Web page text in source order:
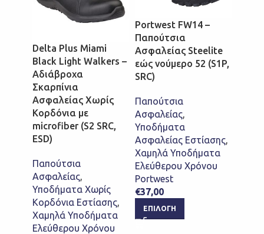
Delta Plus Miami
Black Light Walkers –
Αδιάβροχα
Σκαρπίνια
Ασφαλείας Χωρίς
Κορδόνια με
microfiber (S2 SRC,
ESD)
Παπούτσια
Ασφαλείας,
Υποδήματα Χωρίς
Κορδόνια Εστίασης,
Χαμηλά Υποδήματα
Ελεύθερου Χρόνου
Portwest FW14 –
Παπούτσια
Ασφαλείας Steelite
εώς νούμερο 52 (S1P,
SRC)
Παπούτσια
Ασφαλείας,
Υποδήματα
Ασφαλείας Εστίασης,
Χαμηλά Υποδήματα
Ελεύθερου Χρόνου
Portwest
€37,00
ΕΠΙΛΟΓΉ